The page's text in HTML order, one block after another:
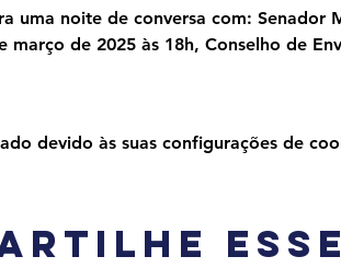
uma noite de conversa com: Senador
março de 2025 às 18h, Conselho de
devido às suas configurações de